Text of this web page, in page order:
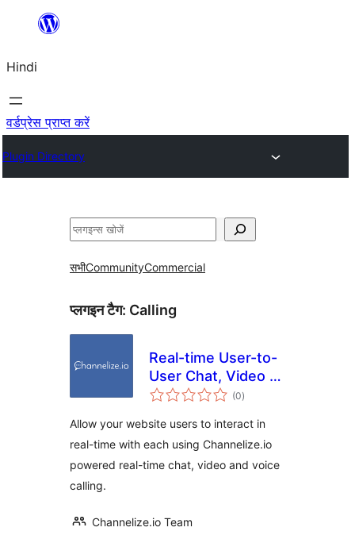
सामग्री
जाएं
Hindi
वर्डप्रेस प्राप्त करें
Plugin Directory
खोजें
सभीCommunityCommercial
प्लगइन टैग: Calling
Real-time User-to-
User Chat, Video &
Voice Calling for
(0कुल
दर)
Allow your website users to interact in
real-time with each using Channelize.io
powered real-time chat, video and voice
calling.
Channelize.io Team